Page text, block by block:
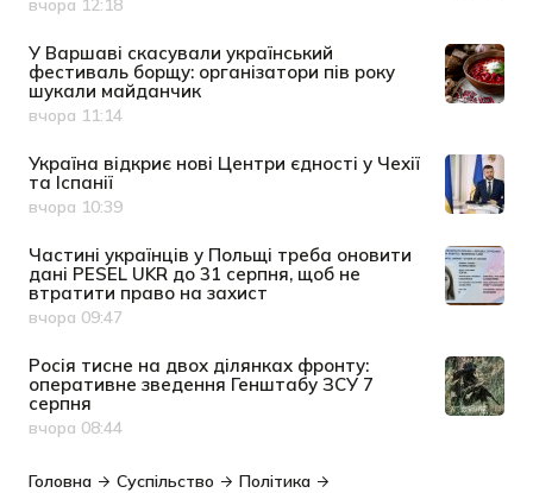
Дата публікації
вчора 12:18
У Варшаві скасували український
фестиваль борщу: організатори пів року
шукали майданчик
Дата публікації
вчора 11:14
Україна відкриє нові Центри єдності у Чехії
та Іспанії
Дата публікації
вчора 10:39
Частині українців у Польщі треба оновити
дані PESEL UKR до 31 серпня, щоб не
втратити право на захист
Дата публікації
вчора 09:47
Росія тисне на двох ділянках фронту:
оперативне зведення Генштабу ЗСУ 7
серпня
Дата публікації
вчора 08:44
Головна Суспільство
Політика